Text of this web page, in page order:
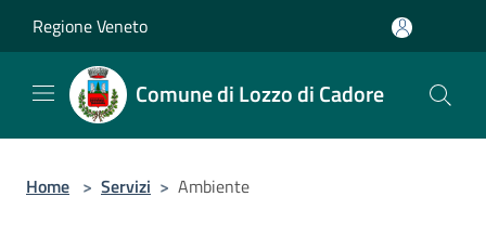
Regione Veneto
Comune di Lozzo di Cadore
Home > Servizi > Ambiente